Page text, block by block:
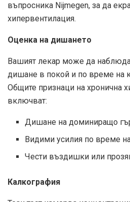
въпросника Nijmegen, за да
хипервентилация.
Оценка на дишането
Вашият лекар може да
дишане в покой и по време на
Общите признаци на хронична
включват:
Дишане на доминиращо
Видими усилия по време
Чести въздишки или
Калкография